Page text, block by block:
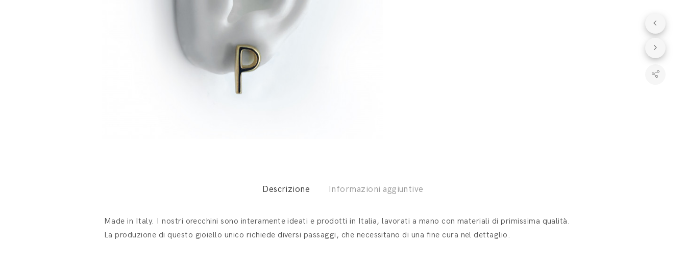
Descrizione Informazioni aggiuntive
Made in Italy. I nostri orecchini sono interamente ideati e prodotti in Italia, lavorati a mano con materiali di primissima qualità.
La produzione di questo gioiello unico richiede diversi passaggi, che necessitano di una fine cura nel dettaglio.